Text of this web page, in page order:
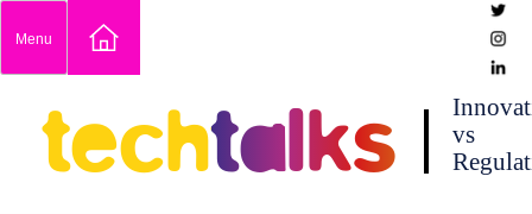
content
Menu
techtalks
vs